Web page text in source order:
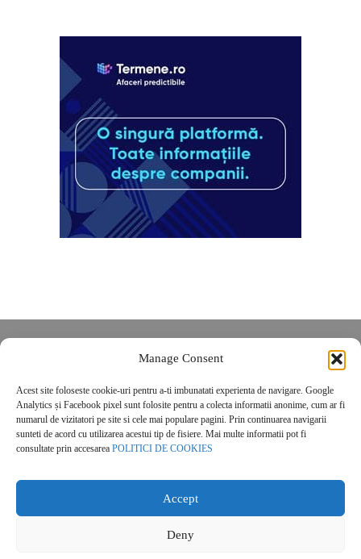
Manage Consent
Acest site foloseste cookie-uri pentru a-ti imbunatati experienta de navigare. Google
Analytics și Facebook pixel sunt folosite pentru a colecta informatii anonime, cum ar fi
numarul de vizitatori pe site si cele mai populare pagini. Prin continuarea navigarii
sunteti de acord cu utilizarea acestui tip de fisiere. Mai multe informatii pot fi
consultate prin accesarea POLITICI DE COOKIES
Accept
Deny
POLITICĂ DE CONFIDENȚIALITATE
Politica de cookies
© 2026 Real Estate Magazine. All Rights Reserved.